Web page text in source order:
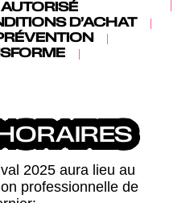
D’ACHAT
2025 aura lieu au
professionnelle de